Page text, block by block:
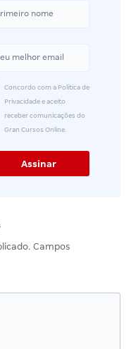
Concordo com a Política de
Privacidade e aceito
receber comunicações do
Gran Cursos Online.
Campos